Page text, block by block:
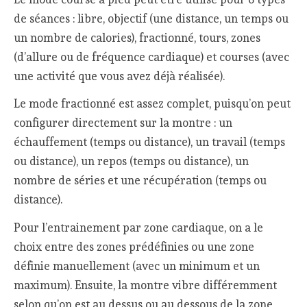
de séances : libre, objectif (une distance, un temps ou
un nombre de calories), fractionné, tours, zones
(d’allure ou de fréquence cardiaque) et courses (avec
une activité que vous avez déjà réalisée).
Le mode fractionné est assez complet, puisqu’on peut
configurer directement sur la montre : un
échauffement (temps ou distance), un travail (temps
ou distance), un repos (temps ou distance), un
nombre de séries et une récupération (temps ou
distance).
Pour l’entrainement par zone cardiaque, on a le
choix entre des zones prédéfinies ou une zone
définie manuellement (avec un minimum et un
maximum). Ensuite, la montre vibre différemment
selon qu’on est au dessus ou au dessous de la zone